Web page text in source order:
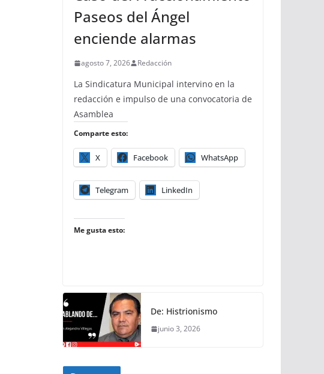
Paseos del Ángel
enciende alarmas
agosto 7, 2026 Redacción
La Sindicatura Municipal intervino en la
redacción e impulso de una convocatoria de
Asamblea
Comparte esto:
X Facebook WhatsApp
Telegram LinkedIn
Me gusta esto:
De: Histrionismo
junio 3, 2026